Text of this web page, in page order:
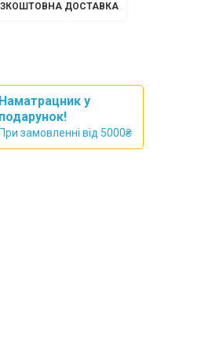
ДОСТАВКА
Наматрацник у
подарунок!
При замовленні від 5000₴